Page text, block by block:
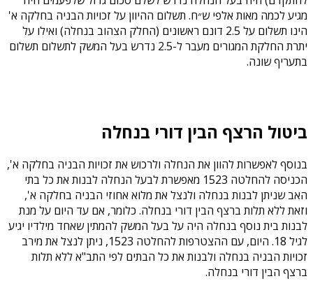
מגיע לכמה מאות אלפי ש״ח. תשלום ההיוון על זכויות הבניה בחלקה א'
הינו תשלום על 2.5 דונם ראשונים (החלק הצהוב בנחלה) ואילו על
יתרת החלקת המגורים מעבר ל-2.5 נדרש בעל המשק לתשלום תשלום
בתעריף שונה.
ביטול הרצף הבין דורי בנחלה
בנוסף לאפשרות להוון את הנחלה ולרכוש את זכויות הבניה בחלקה א',
הכניסה להחלטה 1523 מאפשרת לבעל הנחלה לבנות את כל בתי
האב שניתן לבנות בנחלה ולנצל את מלוא אחוזי הבניה בחלקה א',
וזאת ללא תלות ברצף הבין דורי בנחלה. כלומר, אם עד היום על מנת
לבנות בית נוסף בנחלה היה על בעל המשק להמתין שאחד מילדיו יגיע
לגיל 18. היום, עם ההצטרפות להחלטה 1523, ניתן לנצל את מירב
זכויות הבניה בנחלה ולבנות את כל הבתים לפי התב"א ללא תלות
ברצף הבין דורי בנחלה.